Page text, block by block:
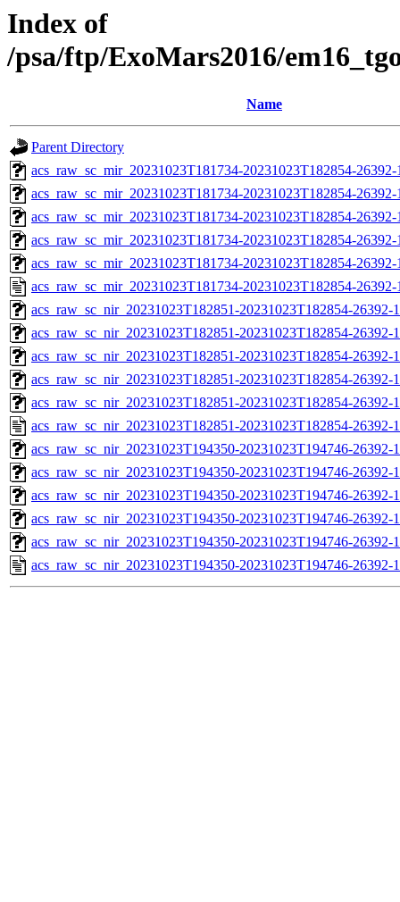
Index of
/psa/ftp/ExoMars2016/
Name
Parent Directory
acs_raw_sc_mir_20231023T181734-20231023T182854-
acs_raw_sc_mir_20231023T181734-20231023T182854-
acs_raw_sc_mir_20231023T181734-20231023T182854-
acs_raw_sc_mir_20231023T181734-20231023T182854-
acs_raw_sc_mir_20231023T181734-20231023T182854-
acs_raw_sc_mir_20231023T181734-20231023T182854-
acs_raw_sc_nir_20231023T182851-20231023T182854-
acs_raw_sc_nir_20231023T182851-20231023T182854-26392-
acs_raw_sc_nir_20231023T182851-20231023T182854-26392-
acs_raw_sc_nir_20231023T182851-20231023T182854-26392-
acs_raw_sc_nir_20231023T182851-20231023T182854-26392-
acs_raw_sc_nir_20231023T182851-20231023T182854-26392-
acs_raw_sc_nir_20231023T194350-20231023T194746-
acs_raw_sc_nir_20231023T194350-20231023T194746-26392-
acs_raw_sc_nir_20231023T194350-20231023T194746-26392-
acs_raw_sc_nir_20231023T194350-20231023T194746-26392-
acs_raw_sc_nir_20231023T194350-20231023T194746-26392-
acs_raw_sc_nir_20231023T194350-20231023T194746-26392-